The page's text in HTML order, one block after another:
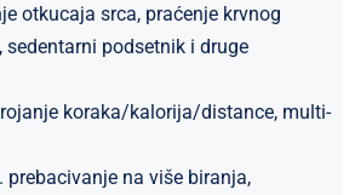
otkucaja srca, praćenje krvnog
sedentarni podsetnik i druge
koraka/kalorija/distance, multi-
na više biranja,